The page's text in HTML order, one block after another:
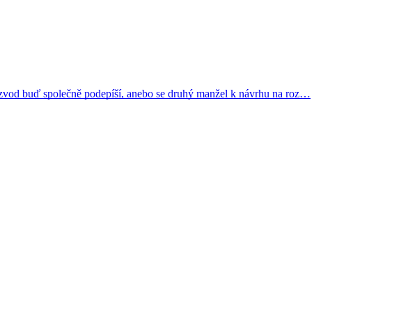
buď společně podepíší, anebo se druhý manžel k návrhu na roz…